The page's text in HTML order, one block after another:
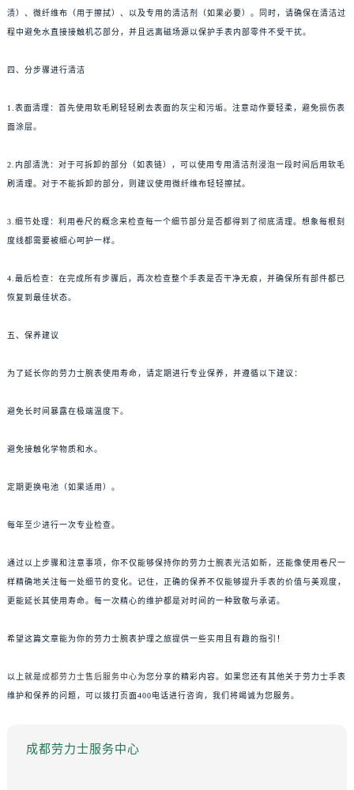
渍）、微纤维布（用于擦拭）、以及专用的清洁剂（如果必要）。同时，请确保在清洁过
程中避免水直接接触机芯部分，并且远离磁场源以保护手表内部零件不受干扰。
四、分步骤进行清洁
1.表面清理：首先使用软毛刷轻轻刷去表面的灰尘和污垢。注意动作要轻柔，避免损伤表
面涂层。
2.内部清洗：对于可拆卸的部分（如表链），可以使用专用清洁剂浸泡一段时间后用软毛
刷清理。对于不能拆卸的部分，则建议使用微纤维布轻轻擦拭。
3.细节处理：利用卷尺的概念来检查每一个细节部分是否都得到了彻底清理。想象每根刻
度线都需要被细心呵护一样。
4.最后检查：在完成所有步骤后，再次检查整个手表是否干净无痕，并确保所有部件都已
恢复到最佳状态。
五、保养建议
为了延长你的劳力士腕表使用寿命，请定期进行专业保养，并遵循以下建议：
避免长时间暴露在极端温度下。
避免接触化学物质和水。
定期更换电池（如果适用）。
每年至少进行一次专业检查。
通过以上步骤和注意事项，你不仅能够保持你的劳力士腕表光洁如新，还能像使用卷尺一
样精确地关注每一处细节的变化。记住，正确的保养不仅能够提升手表的价值与美观度，
更能延长其使用寿命。每一次精心的维护都是对时间的一种致敬与承诺。
希望这篇文章能为你的劳力士腕表护理之旅提供一些实用且有趣的指引！
以上就是成都劳力士售后服务中心为您分享的精彩内容。如果您还有其他关于劳力士手表
维护和保养的问题，可以拨打页面400电话进行咨询，我们将竭诚为您服务。
成都劳力士服务中心